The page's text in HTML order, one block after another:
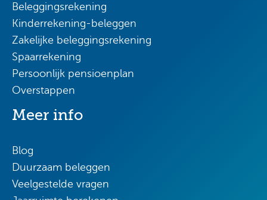
Beleggingsrekening
Kinderrekening-beleggen
Zakelijke beleggingsrekening
Spaarrekening
Persoonlijk pensioenplan
Overstappen
Meer info
Blog
Duurzaam beleggen
Veelgestelde vragen